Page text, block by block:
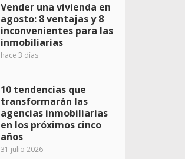
Vender una vivienda en
agosto: 8 ventajas y 8
inconvenientes para las
inmobiliarias
hace 3 días
10 tendencias que
transformarán las
agencias inmobiliarias
en los próximos cinco
años
31 julio 2026